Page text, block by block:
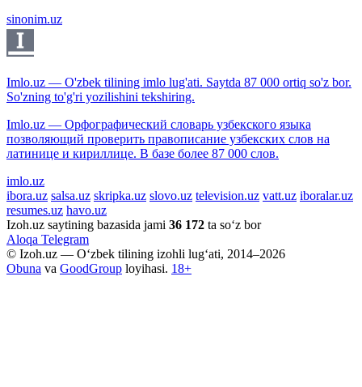
sinonim.uz
Imlo.uz — O'zbek tilining imlo lug'ati. Saytda 87 000 ortiq so'z bor.
So'zning to'g'ri yozilishini tekshiring.
Imlo.uz — Орфографический словарь узбекского языка
позволяющий проверить правописание узбекских слов на
латинице и кириллице. В базе более 87 000 слов.
imlo.uz
ibora.uz salsa.uz skripka.uz slovo.uz television.uz vatt.uz iboralar.uz
resumes.uz havo.uz
Izoh.uz saytining bazasida jami 36 172 ta so‘z bor
Aloqa Telegram
© Izoh.uz — O‘zbek tilining izohli lug‘ati, 2014–2026
Obuna va GoodGroup loyihasi. 18+